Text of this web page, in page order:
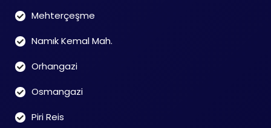
Mehterçeşme
Namık Kemal Mah.
Orhangazi
Osmangazi
Piri Reis